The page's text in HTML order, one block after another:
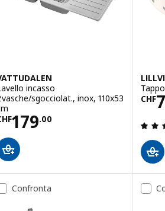
incasso
sgocciolat., inox, 110x53
179.00CHF 179.00
CHF7
Confronta